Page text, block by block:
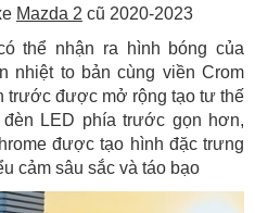
Mazda 2 cũ 2020-2023
thể nhận ra hình bóng của
nhiệt to bản cùng viền Crom
trước được mở rộng tạo tư thế
LED phía trước gọn hơn,
được tạo hình đặc trưng
cảm sâu sắc và táo bạo